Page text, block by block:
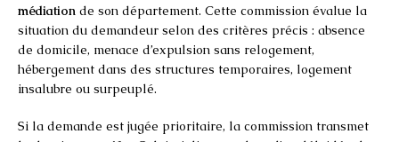
médiation de son département. Cette commission évalue la
situation du demandeur selon des critères précis : absence
de domicile, menace d’expulsion sans relogement,
hébergement dans des structures temporaires, logement
insalubre ou surpeuplé.
Si la demande est jugée prioritaire, la commission transmet